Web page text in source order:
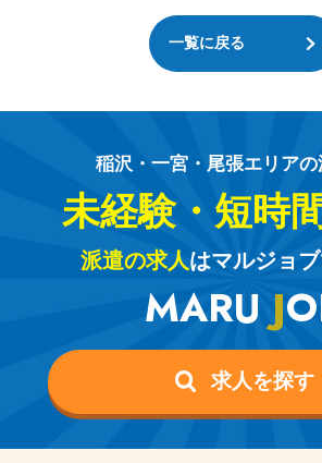
一覧に戻る
稲沢・一宮・尾張エリアの
未経験・短時
派遣の求人はマルジョブ
MARU J
求人を探す